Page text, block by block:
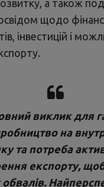
а також
щодо
інвестицій і
виклик для
на
та потреба
експорту,
обвалів.